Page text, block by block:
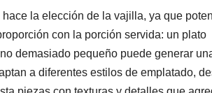
la elección de la vajilla, ya que
con la porción servida: un plato
demasiado pequeño puede generar
a diferentes estilos de emplatado,